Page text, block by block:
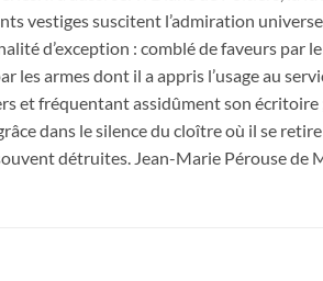
vestiges suscitent l’admiration
d’exception : comblé de faveurs par
les armes dont il a appris l’usage au
et fréquentant assidûment son
dans le silence du cloître où il se
détruites. Jean-Marie Pérouse de